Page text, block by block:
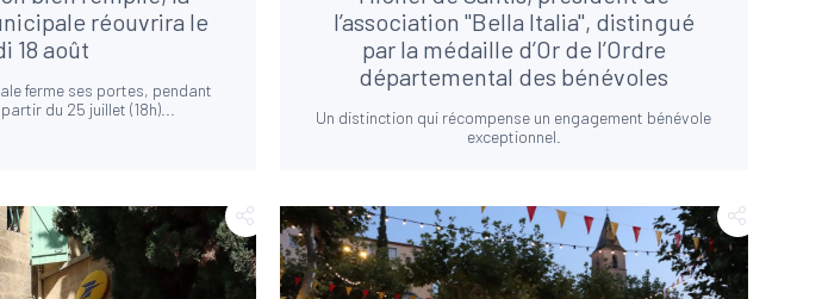
réouvrira le
18 août
ferme ses portes, pendant
du 25 juillet (18h)...
l’association "Bella Italia", distingué
par la médaille d’Or de l’Ordre
départemental des bénévoles
Un distinction qui récompense un engagement bénévole
exceptionnel.